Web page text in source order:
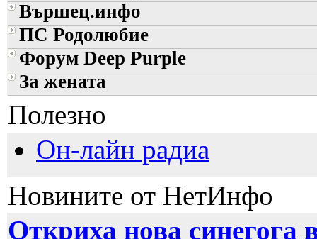
Вършец.инфо
ПС Родолюбие
Форум Deep Purple
За жената
Полезно
Он-лайн радиа
Новините от НетИнфо
Откриха нова